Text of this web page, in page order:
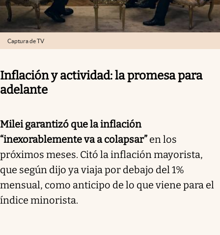
Captura de TV
Inflación y actividad: la promesa para
adelante
Milei garantizó que la inflación
“inexorablemente va a colapsar” en los
próximos meses. Citó la inflación mayorista,
que según dijo ya viaja por debajo del 1%
mensual, como anticipo de lo que viene para el
índice minorista.